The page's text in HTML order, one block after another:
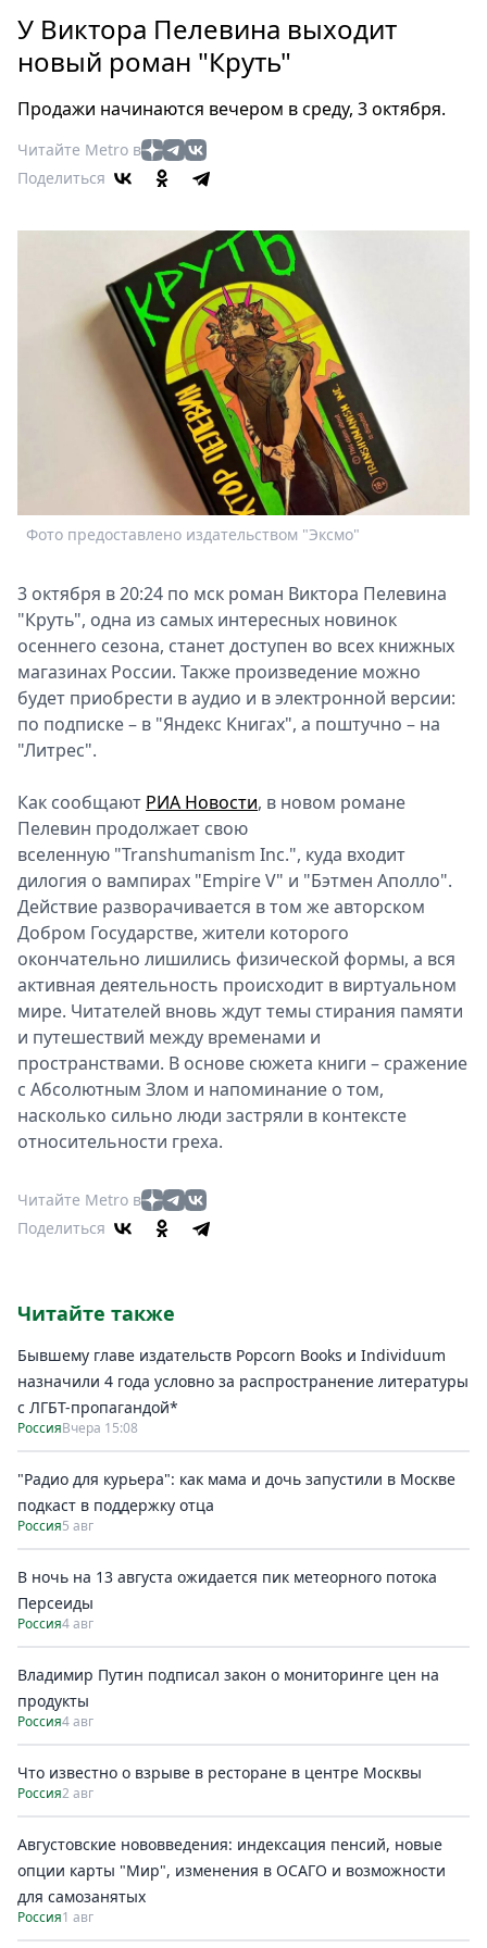
Россия
Мир
Еда
Туризм
Мода
Афиша
Книги
Выставки
Пресс-
релизы
Metro
Стримы
Спецпроекты
Звезды
2026
Скачай
Metro
У Виктора Пелевина выходит
новый роман "Круть"
Продажи начинаются вечером в среду, 3 октября.
Читайте Metro в
Поделиться
Фото предоставлено издательством "Эксмо"
3 октября в 20:24 по мск роман Виктора Пелевина
"Круть", одна из самых интересных новинок
осеннего сезона, станет доступен во всех книжных
магазинах России. Также произведение можно
будет приобрести в аудио и в электронной версии:
по подписке – в "Яндекс Книгах", а поштучно – на
"Литрес".
Как сообщают РИА Новости, в новом романе
Пелевин продолжает свою
вселенную "Transhumanism Inc.", куда входит
дилогия о вампирах "Empire V" и "Бэтмен Аполло".
Действие разворачивается в том же авторском
Добром Государстве, жители которого
окончательно лишились физической формы, а вся
активная деятельность происходит в виртуальном
мире. Читателей вновь ждут темы стирания памяти
и путешествий между временами и
пространствами. В основе сюжета книги – сражение
с Абсолютным Злом и напоминание о том,
насколько сильно люди застряли в контексте
относительности греха.
Читайте Metro в
Поделиться
Читайте также
Бывшему главе издательств Popcorn Books и Individuum
назначили 4 года условно за распространение литературы
с ЛГБТ-пропагандой*
РоссияВчера 15:08
"Радио для курьера": как мама и дочь запустили в Москве
подкаст в поддержку отца
Россия5 авг
В ночь на 13 августа ожидается пик метеорного потока
Персеиды
Россия4 авг
Владимир Путин подписал закон о мониторинге цен на
продукты
Россия4 авг
Что известно о взрыве в ресторане в центре Москвы
Россия2 авг
Августовские нововведения: индексация пенсий, новые
опции карты "Мир", изменения в ОСАГО и возможности
для самозанятых
Россия1 авг